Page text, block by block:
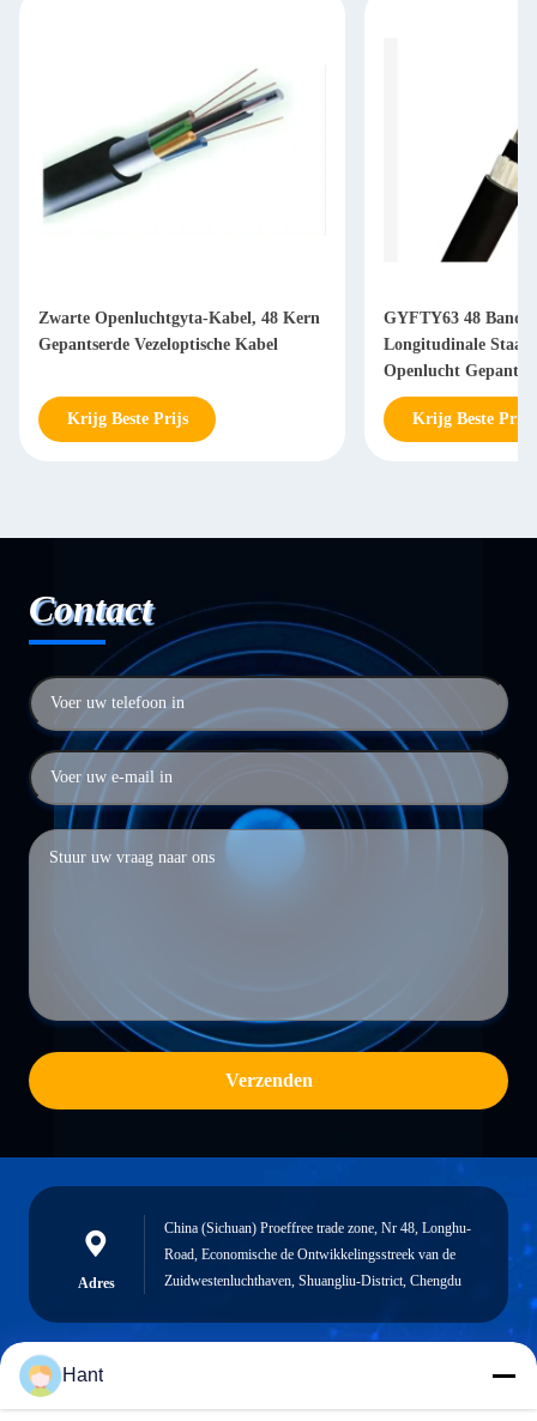
Zwarte Openluchtgyta-Kabel, 48 Kern
Gepantserde Vezeloptische Kabel
Krijg Beste Prijs
GYFTY63 48 Band
Longitudinale Staal
Openlucht
Krijg Beste Prijs
Contact
Verzenden
Adres
China (Sichuan) Proeffree trade zone, Nr 48, Longhu-
Road, Economische de Ontwikkelingsstreek van de
Zuidwestenluchthaven, Shuangliu-District, Chengdu
Sales03@chinafibercable.com
Hant